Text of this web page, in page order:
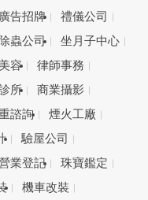
廣告招牌
禮儀公司
除蟲公司
坐月子中心
美容
律師事務
所
商業攝影
諮詢
煙火工廠
驗屋公司
業登記
珠寶鑑定
機車改裝